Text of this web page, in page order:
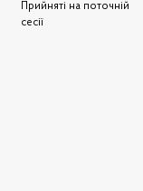
Прийняті на поточній
сесії